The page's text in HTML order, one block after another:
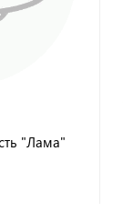
"Лама"